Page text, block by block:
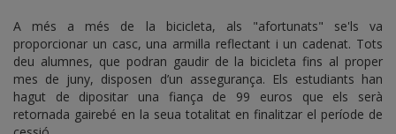
A més a més de la bicicleta, als "afortunats" se'ls va
proporcionar un casc, una armilla reflectant i un cadenat. Tots
deu alumnes, que podran gaudir de la bicicleta fins al proper
mes de juny, disposen d’un assegurança. Els estudiants han
hagut de dipositar una fiança de 99 euros que els serà
retornada gairebé en la seua totalitat en finalitzar el període de